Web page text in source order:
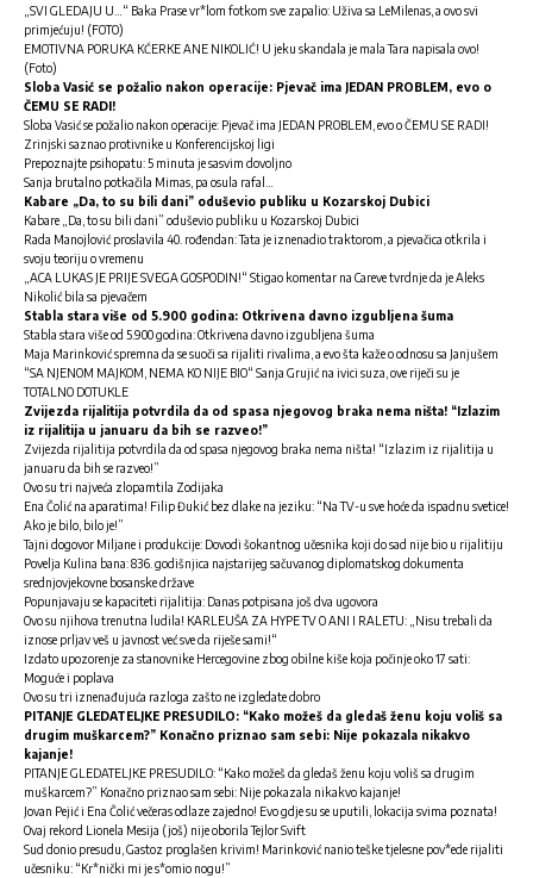
„SVI GLEDAJU U…“ Baka Prase vr*lom fotkom sve zapalio: Uživa sa LeMilenas, a ovo svi
primjećuju! (FOTO)
EMOTIVNA PORUKA KĆERKE ANE NIKOLIĆ! U jeku skandala je mala Tara napisala ovo!
(Foto)
Sloba Vasić se požalio nakon operacije: Pjevač ima JEDAN PROBLEM, evo o
ČEMU SE RADI!
Sloba Vasić se požalio nakon operacije: Pjevač ima JEDAN PROBLEM, evo o ČEMU SE RADI!
Zrinjski saznao protivnike u Konferencijskoj ligi
Prepoznajte psihopatu: 5 minuta je sasvim dovoljno
Sanja brutalno potkačila Mimas, pa osula rafal…
Kabare „Da, to su bili dani” oduševio publiku u Kozarskoj Dubici
Kabare „Da, to su bili dani” oduševio publiku u Kozarskoj Dubici
Rada Manojlović proslavila 40. rođendan: Tata je iznenadio traktorom, a pjevačica otkrila i
svoju teoriju o vremenu
„ACA LUKAS JE PRIJE SVEGA GOSPODIN!“ Stigao komentar na Careve tvrdnje da je Aleks
Nikolić bila sa pjevačem
Stabla stara više od 5.900 godina: Otkrivena davno izgubljena šuma
Stabla stara više od 5.900 godina: Otkrivena davno izgubljena šuma
Maja Marinković spremna da se suoči sa rijaliti rivalima, a evo šta kaže o odnosu sa Janjušem
“SA NJENOM MAJKOM, NEMA KO NIJE BIO“ Sanja Grujić na ivici suza, ove riječi su je
TOTALNO DOTUKLE
Zvijezda rijalitija potvrdila da od spasa njegovog braka nema ništa! “Izlazim
iz rijalitija u januaru da bih se razveo!”
Zvijezda rijalitija potvrdila da od spasa njegovog braka nema ništa! “Izlazim iz rijalitija u
januaru da bih se razveo!”
Ovo su tri najveća zlopamtila Zodijaka
Ena Čolić na aparatima! Filip Đukić bez dlake na jeziku: “Na TV-u sve hoće da ispadnu svetice!
Ako je bilo, bilo je!”
Tajni dogovor Miljane i produkcije: Dovodi šokantnog učesnika koji do sad nije bio u rijalitiju
Povelja Kulina bana: 836. godišnjica najstarijeg sačuvanog diplomatskog dokumenta
srednjovjekovne bosanske države
Popunjavaju se kapaciteti rijalitija: Danas potpisana još dva ugovora
Ovo su njihova trenutna ludila! KARLEUŠA ZA HYPE TV O ANI I RALETU: „Nisu trebali da
iznose prljav veš u javnost već sve da riješe sami!“
Izdato upozorenje za stanovnike Hercegovine zbog obilne kiše koja počinje oko 17 sati:
Moguće i poplava
Ovo su tri iznenađujuća razloga zašto ne izgledate dobro
PITANJE GLEDATELJKE PRESUDILO: “Kako možeš da gledaš ženu koju voliš sa
drugim muškarcem?” Konačno priznao sam sebi: Nije pokazala nikakvo
kajanje!
PITANJE GLEDATELJKE PRESUDILO: “Kako možeš da gledaš ženu koju voliš sa drugim
muškarcem?” Konačno priznao sam sebi: Nije pokazala nikakvo kajanje!
Jovan Pejić i Ena Čolić večeras odlaze zajedno! Evo gdje su se uputili, lokacija svima poznata!
Ovaj rekord Lionela Mesija (još) nije oborila Tejlor Svift
Sud donio presudu, Gastoz proglašen krivim! Marinković nanio teške tjelesne pov*ede rijaliti
učesniku: “Kr*nički mi je s*omio nogu!”